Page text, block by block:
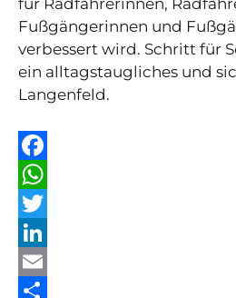
Fußgängerinnen und
verbessert wird. Schritt für
ein alltagstaugliches und
Langenfeld.
F
a
c
e
b
W
h
a
t
T
w
L
E